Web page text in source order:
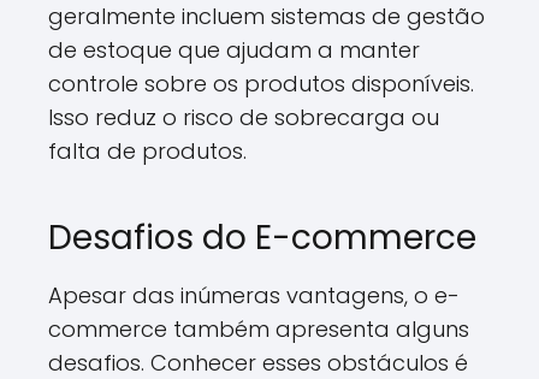
geralmente incluem sistemas de gestão
de estoque que ajudam a manter
controle sobre os produtos disponíveis.
Isso reduz o risco de sobrecarga ou
falta de produtos.
Desafios do E-commerce
Apesar das inúmeras vantagens, o e-
commerce também apresenta alguns
desafios. Conhecer esses obstáculos é